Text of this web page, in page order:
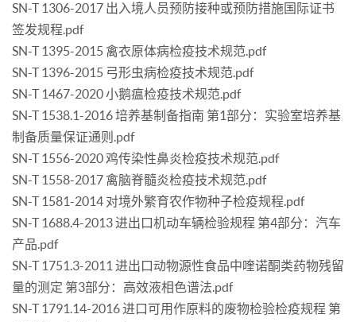
SN-T 1306-2017 出入境人员预防接种或预防措施国际证书
签发规程.pdf
SN-T 1395-2015 禽衣原体病检疫技术规范.pdf
SN-T 1396-2015 弓形虫病检疫技术规范.pdf
SN-T 1467-2020 小鹅瘟检疫技术规范.pdf
SN-T 1538.1-2016 培养基制备指南 第1部分：实验室培养基
制备质量保证通则.pdf
SN-T 1556-2020 鸡传染性鼻炎检疫技术规范.pdf
SN-T 1558-2017 禽脑脊髓炎检疫技术规范.pdf
SN-T 1581-2014 对境外繁育农作物种子检疫规程.pdf
SN-T 1688.4-2013 进出口机动车辆检验规程 第4部分：汽车
产品.pdf
SN-T 1751.3-2011 进出口动物源性食品中喹诺酮类药物残留
量的测定 第3部分：高效液相色谱法.pdf
SN-T 1791.14-2016 进口可用作原料的废物检验检疫规程 第